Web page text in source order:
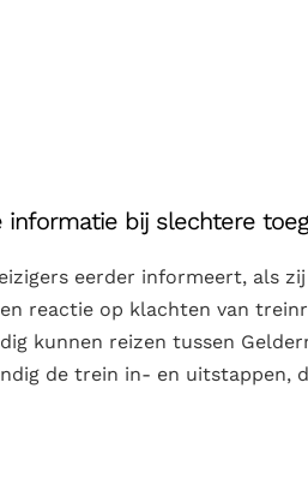
informatie bij slechtere
eerder informeert, als
reactie op klachten van
kunnen reizen tussen
de trein in- en uitstappen,